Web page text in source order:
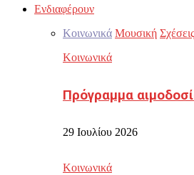
Ενδιαφέρουν
Κοινωνικά Μουσική Σχέσεις
Κοινωνικά
Πρόγραμμα
29 Ιουλίου 2026
Κοινωνικά